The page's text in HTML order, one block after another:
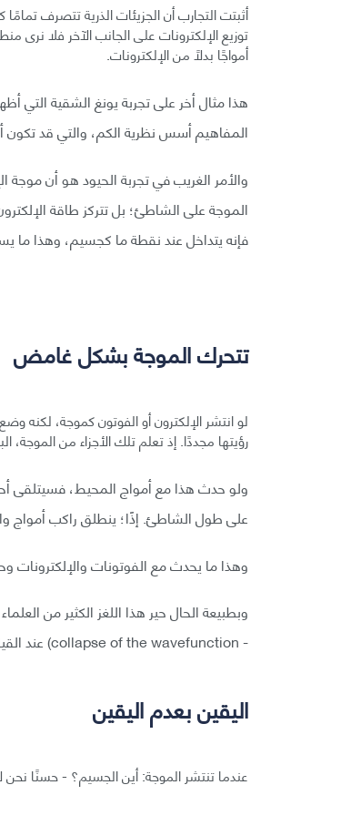
أثبتت التجارب أن الجزيئات الذرية تتصرف
توزيع الإلكترونات على الجانب الآخر فلا
أمواجًا بدلًا من الإلكترونات.
هذا مثال أخر على تجربة يونغ الشقية التي
المفاهيم أسس نظرية الكم، والتي قد تكون
والأمر الغريب في تجربة الحيود هو أن
الموجة على الشاطئ؛ بل تتركز طاقة
فإنه يتداخل عند نقطة ما كجسيم، وهذا ما
تتحرك الموجة بشكل غامض
لو انتشر الإلكترون أو الفوتون كموجة،
رؤيتها مجددًا. إذ تعلم تلك الأجزاء من
ولو حدث هذا مع أمواج المحيط، فسيتلقى
على طول الشاطئ. إذًا؛ ينطلق راكب أمواج
وهذا ما يحدث مع الفوتونات والإلكترونات
وبطبيعة الحال حير هذا اللغز الكثير من
- collapse of the wavefunction) عند القياس.
اليقين بعدم اليقين
عندما تنتشر الموجة: أين الجسيم؟ - حسنًا